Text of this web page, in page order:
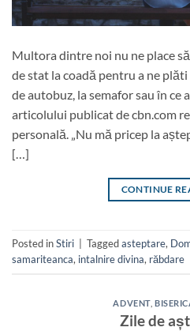
Multora dintre noi nu ne place
de stat la coadă pentru a ne
de autobuz, la semafor sau în ce
articolului publicat de cbn.com
personală. „Nu mă pricep la
[…]
CONTINUE
Posted inStiri Taggedasteptare,
samariteanca, intalnire divina, răbdare
ADVENT,
Zile de